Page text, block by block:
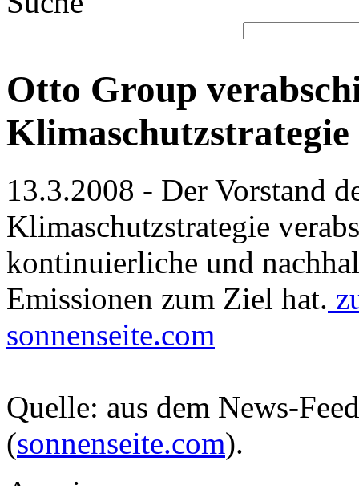
Otto Group
Klimaschutzstrategie
13.3.2008 - Der Vorstand
Klimaschutzstrategie
kontinuierliche und
Emissionen zum Ziel hat.
sonnenseite.com
Quelle: aus dem News-
(sonnenseite.com).